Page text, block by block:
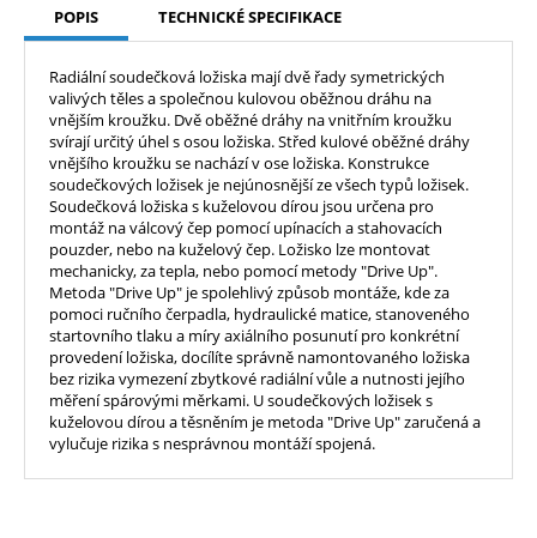
POPIS TECHNICKÉ SPECIFIKACE
Radiální soudečková ložiska mají dvě řady symetrických
valivých těles a společnou kulovou oběžnou dráhu na
vnějším kroužku. Dvě oběžné dráhy na vnitřním kroužku
svírají určitý úhel s osou ložiska. Střed kulové oběžné dráhy
vnějšího kroužku se nachází v ose ložiska. Konstrukce
soudečkových ložisek je nejúnosnější ze všech typů ložisek.
Soudečková ložiska s kuželovou dírou jsou určena pro
montáž na válcový čep pomocí upínacích a stahovacích
pouzder, nebo na kuželový čep. Ložisko lze montovat
mechanicky, za tepla, nebo pomocí metody "Drive Up".
Metoda "Drive Up" je spolehlivý způsob montáže, kde za
pomoci ručního čerpadla, hydraulické matice, stanoveného
startovního tlaku a míry axiálního posunutí pro konkrétní
provedení ložiska, docílíte správně namontovaného ložiska
bez rizika vymezení zbytkové radiální vůle a nutnosti jejího
měření spárovými měrkami. U soudečkových ložisek s
kuželovou dírou a těsněním je metoda "Drive Up" zaručená a
vylučuje rizika s nesprávnou montáží spojená.